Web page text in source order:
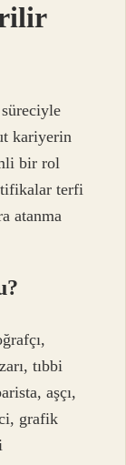
kariyerin
bir rol
terfi
atanma
tıbbi
aşçı,
grafik